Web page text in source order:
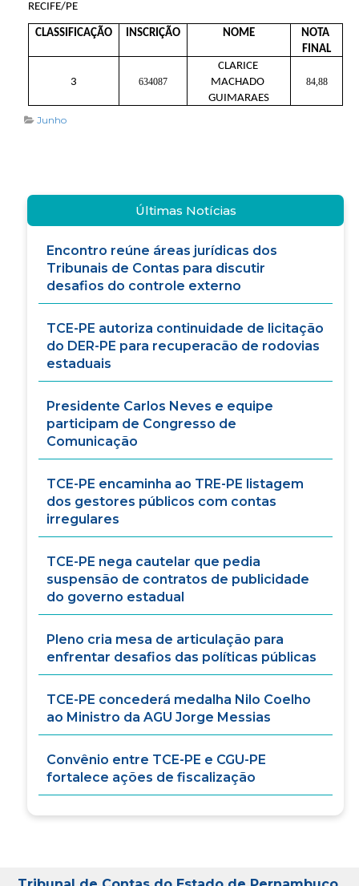
RECIFE/PE
CLASSIFICAÇÃO INSCRIÇÃO NOME
NOTA
FINAL
3 634087
CLARICE
MACHADO
GUIMARAES
84,88
Junho
Últimas Notícias
Encontro reúne áreas jurídicas dos
Tribunais de Contas para discutir
desafios do controle externo
TCE-PE autoriza continuidade de licitação
do DER-PE para recuperacão de rodovias
estaduais
Presidente Carlos Neves e equipe
participam de Congresso de
Comunicação
TCE-PE encaminha ao TRE-PE listagem
dos gestores públicos com contas
irregulares
TCE-PE nega cautelar que pedia
suspensão de contratos de publicidade
do governo estadual
Pleno cria mesa de articulação para
enfrentar desafios das políticas públicas
TCE-PE concederá medalha Nilo Coelho
ao Ministro da AGU Jorge Messias
Convênio entre TCE-PE e CGU-PE
fortalece ações de fiscalização